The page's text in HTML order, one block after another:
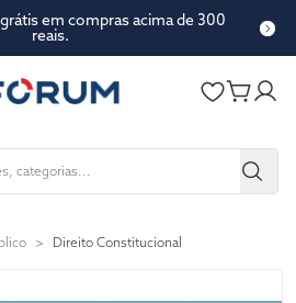
em compras acima de 300
reais.
> Direito Constitucional